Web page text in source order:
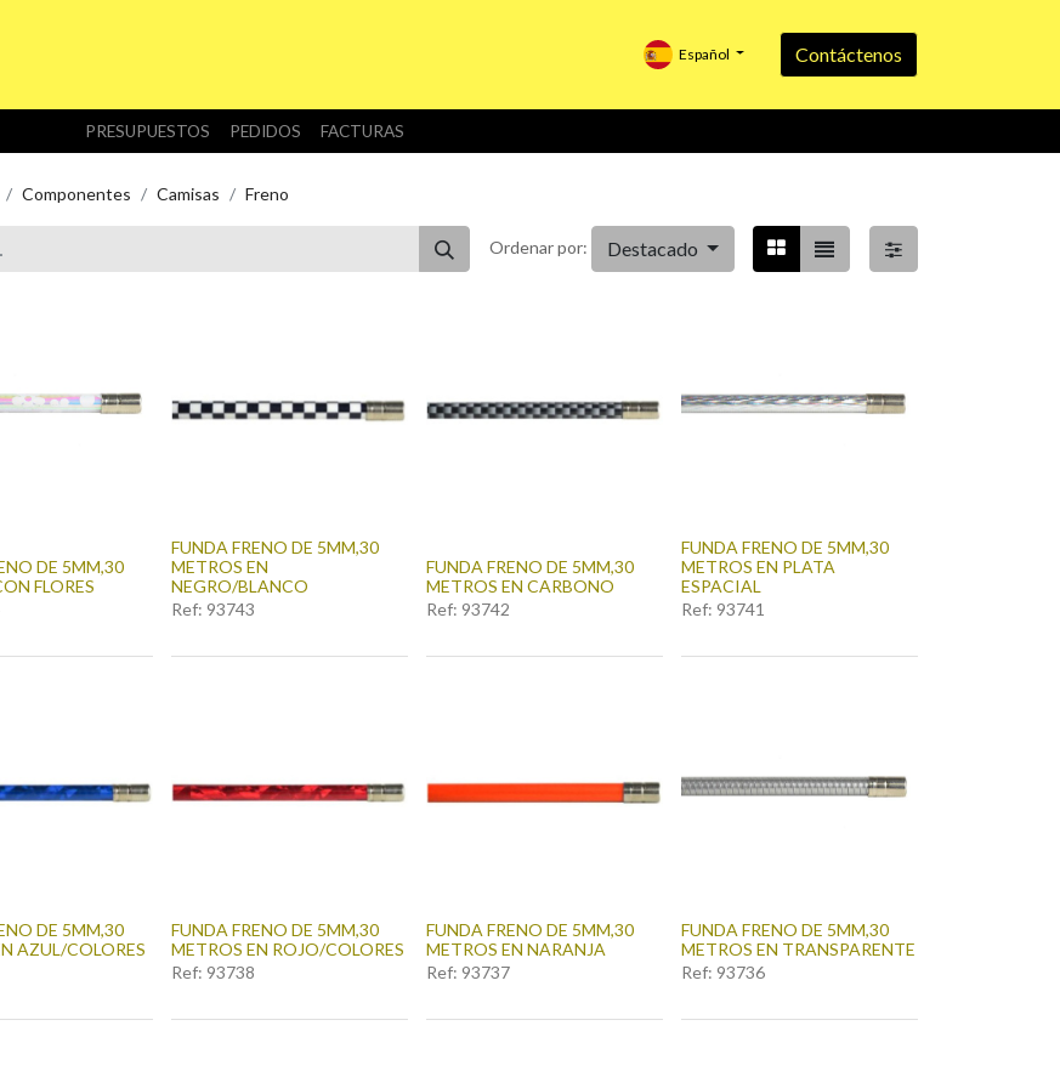
Español Contáctenos
PRESUPUESTOS PEDIDOS FACTURAS
Componentes Camisas Freno
Ordenar por: Destacado
DE 5MM,30
FLORES
FUNDA FRENO DE 5MM,30
METROS EN
NEGRO/BLANCO
Ref: 93743
FUNDA FRENO DE 5MM,30
METROS EN CARBONO
Ref: 93742
FUNDA FRENO DE 5MM,30
METROS EN PLATA
ESPACIAL
Ref: 93741
DE 5MM,30
AZUL/COLORES
FUNDA FRENO DE 5MM,30
METROS EN ROJO/COLORES
Ref: 93738
FUNDA FRENO DE 5MM,30
METROS EN NARANJA
Ref: 93737
FUNDA FRENO DE 5MM,30
METROS EN TRANSPARENTE
Ref: 93736